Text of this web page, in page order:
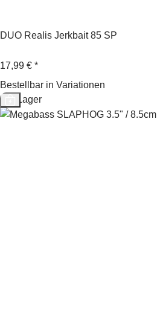
DUO Realis Jerkbait 85 SP
17,99 € *
Bestellbar in Variationen
Auf Lager